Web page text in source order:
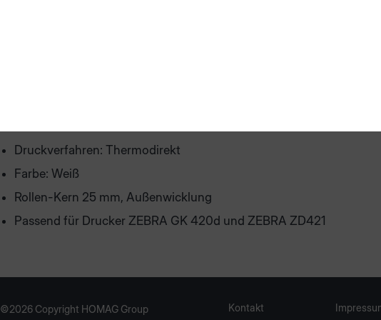
Druckverfahren: Thermodirekt
Farbe: Weiß
Rollen-Kern 25 mm, Außenwicklung
Passend für Drucker ZEBRA GK 420d und ZEBRA ZD421
©2026 Copyright HOMAG Group Kontakt